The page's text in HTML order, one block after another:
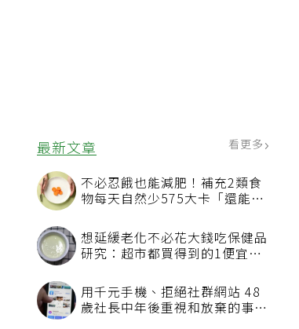
最新文章 看更多
不必忍餓也能減肥！補充2類食
物每天自然少575大卡「還能吃
想延緩老化不必花大錢吃保健品
研究：超市都買得到的1便宜食
用千元手機、拒絕社群網站 48
歲社長中年後重視和放棄的事：